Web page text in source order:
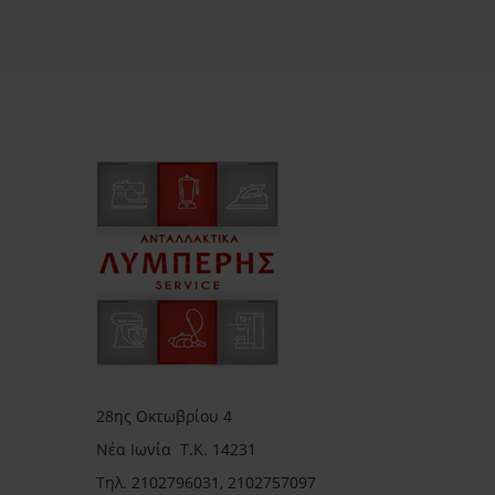
28ης Οκτωβρίου 4
Νέα Ιωνία Τ.Κ. 14231
Τηλ. 2102796031, 2102757097